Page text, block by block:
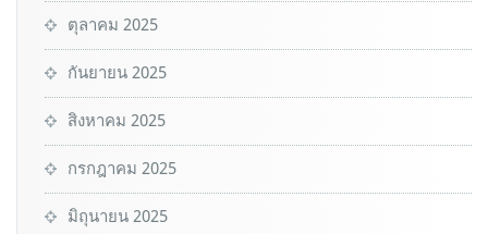
ตุลาคม 2025
กันยายน 2025
สิงหาคม 2025
กรกฎาคม 2025
มิถุนายน 2025